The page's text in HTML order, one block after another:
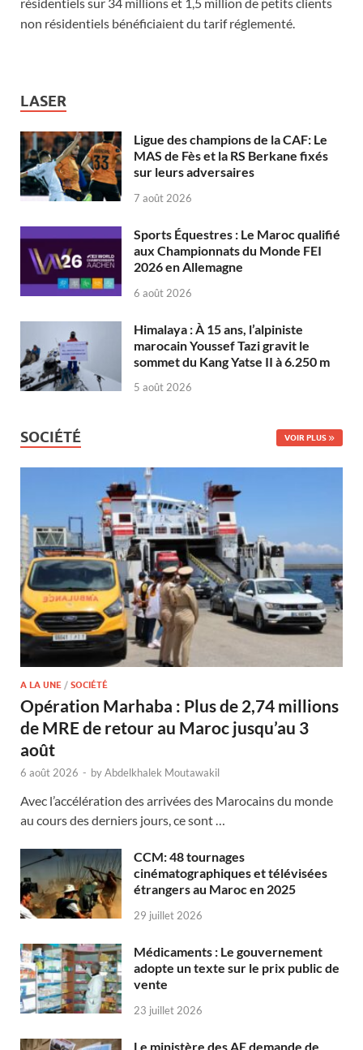
non résidentiels bénéficiaient du tarif réglementé.
LASER
Ligue des champions de la CAF: Le
MAS de Fès et la RS Berkane fixés
sur leurs adversaires
7 août 2026
Sports Équestres : Le Maroc qualifié
aux Championnats du Monde FEI
2026 en Allemagne
6 août 2026
Himalaya : À 15 ans, l’alpiniste
marocain Youssef Tazi gravit le
sommet du Kang Yatse II à 6.250 m
5 août 2026
SOCIÉTÉ VOIR PLUS
A LA UNE / SOCIÉTÉ
Opération Marhaba : Plus de 2,74 millions
de MRE de retour au Maroc jusqu’au 3
août
6 août 2026 - byAbdelkhalek Moutawakil
Avec l’accélération des arrivées des Marocains du monde
au cours des derniers jours, ce sont …
CCM: 48 tournages
cinématographiques et télévisées
étrangers au Maroc en 2025
29 juillet 2026
Médicaments : Le gouvernement
adopte un texte sur le prix public de
vente
23 juillet 2026
Le ministère des AE demande de